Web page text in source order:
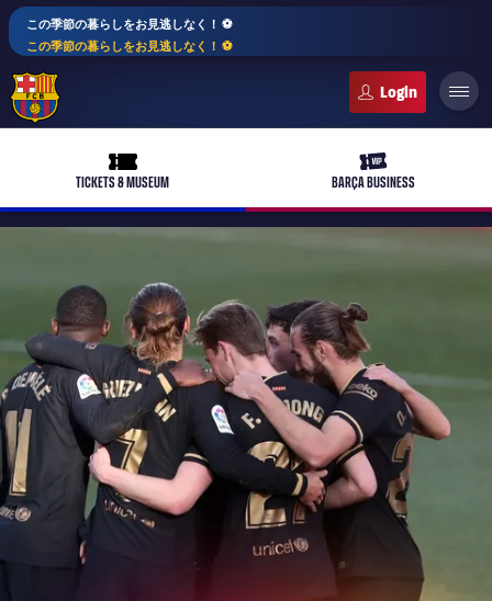
この季節の暮らしをお見逃しなく！ ⚽️
この季節の暮らしをお見逃しなく！ ⚽️
ticket-full
TICKETS & MUSEUM
ticket-vip
BARÇA BUSINESS
plusicon
label.aria.plus
バルサアカデミー
plusicon
label.aria.plus
10年毎
会長
plusicon
label.aria.plus
PLUSICON
LABEL.ARIA.PLUS
トップチーム
女子サッカー
plusicon
label.aria.plus
スケジュール
チケット
結果
バルサAtlètic
plusicon
label.aria.plus
スケジュール
PLUSICON
LABEL.ARIA.PLUS